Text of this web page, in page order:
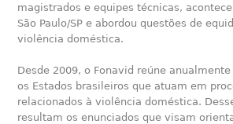
magistrados e equipes técnicas,
São Paulo/SP e abordou questões de
violência doméstica.
Desde 2009, o Fonavid reúne
os Estados brasileiros que atuam em
relacionados à violência doméstica.
resultam os enunciados que visam